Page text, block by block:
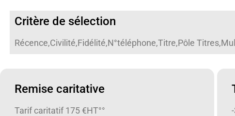
Critère de sélection
Récence,Civilité,Fidélité,N°téléphone,Titre,Pôle
Remise caritative
Tarif caritatif 175 €HT°°